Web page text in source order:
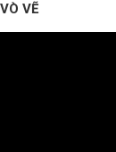
VẼ